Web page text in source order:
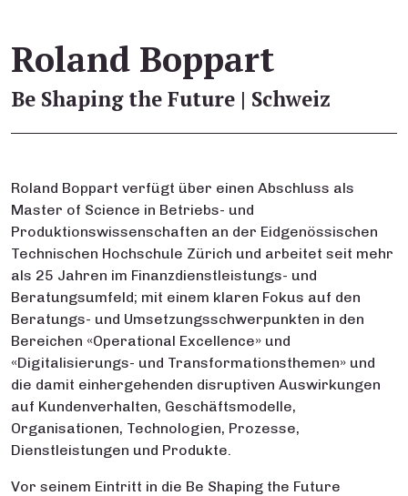
Roland Boppart
Be Shaping the Future | Schweiz
Roland Boppart verfügt über einen Abschluss als
Master of Science in Betriebs- und
Produktionswissenschaften an der Eidgenössischen
Technischen Hochschule Zürich und arbeitet seit mehr
als 25 Jahren im Finanzdienstleistungs- und
Beratungsumfeld; mit einem klaren Fokus auf den
Beratungs- und Umsetzungsschwerpunkten in den
Bereichen «Operational Excellence» und
«Digitalisierungs- und Transformationsthemen» und
die damit einhergehenden disruptiven Auswirkungen
auf Kundenverhalten, Geschäftsmodelle,
Organisationen, Technologien, Prozesse,
Dienstleistungen und Produkte.
Vor seinem Eintritt in die Be Shaping the Future